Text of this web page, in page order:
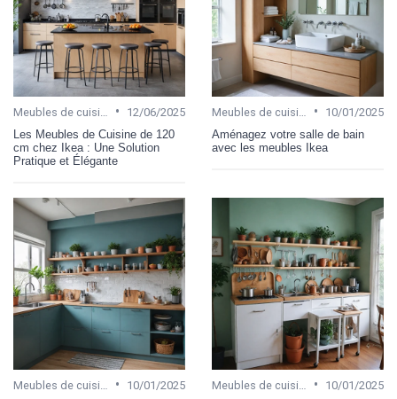
•
12/06/2025
Les Meubles de Cuisine de 120
cm chez Ikea : Une Solution
Pratique et Élégante
•
10/01/2025
Aménagez votre salle de bain
avec les meubles Ikea
•
10/01/2025
•
10/01/2025